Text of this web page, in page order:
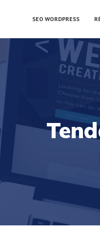
SEO WORDPRESS